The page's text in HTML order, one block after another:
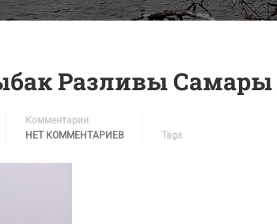
Разливы Самары
Комментарии
НЕТ КОММЕНТАРИЕВ
Tags